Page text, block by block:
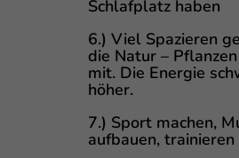
Schlafplatz haben
6.) Viel Spazieren
die Natur –
mit. Die Energie
höher.
7.) Sport machen,
aufbauen, trainieren